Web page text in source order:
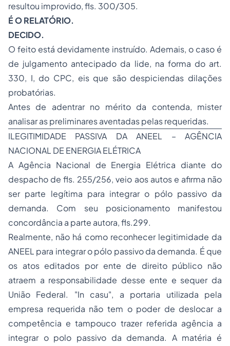
resultou improvido, fls. 300/305.
É O RELATÓRIO.
DECIDO.
O feito está devidamente instruído. Ademais, o caso é
de julgamento antecipado da lide, na forma do art.
330, I, do CPC, eis que são despiciendas dilações
probatórias.
Antes de adentrar no mérito da contenda, mister
analisar as preliminares aventadas pelas requeridas.
ILEGITIMIDADE PASSIVA DA ANEEL – AGÊNCIA
NACIONAL DE ENERGIA ELÉTRICA
A Agência Nacional de Energia Elétrica diante do
despacho de fls. 255/256, veio aos autos e afirma não
ser parte legítima para integrar o pólo passivo da
demanda. Com seu posicionamento manifestou
concordância a parte autora, fls.299.
Realmente, não há como reconhecer legitimidade da
ANEEL para integrar o pólo passivo da demanda. É que
os atos editados por ente de direito público não
atraem a responsabilidade desse ente e sequer da
União Federal. "In casu", a portaria utilizada pela
empresa requerida não tem o poder de deslocar a
competência e tampouco trazer referida agência a
integrar o polo passivo da demanda. A matéria é